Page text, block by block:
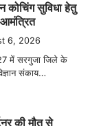
सुविधा हेतु
6, 2026
में सरगुजा जिले के
संकाय…
की मौत से